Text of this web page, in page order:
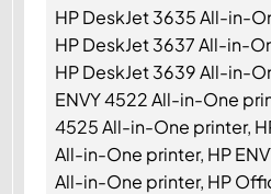
HP DeskJet 3635 All-in-
HP DeskJet 3637 All-in-
HP DeskJet 3639 All-in-
ENVY 4522 All-in-One
4525 All-in-One printer,
All-in-One printer, HP
All-in-One printer, HP